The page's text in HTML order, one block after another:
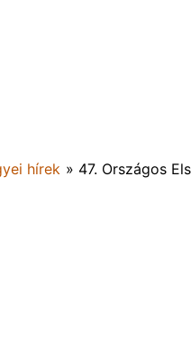
hírek » 47. Országos